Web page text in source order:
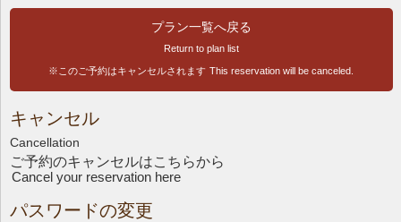
プラン一覧へ戻る
Return to plan list
※このご予約はキャンセルされます This reservation will be canceled.
キャンセル
Cancellation
ご予約のキャンセルはこちらから
Cancel your reservation here
パスワードの変更